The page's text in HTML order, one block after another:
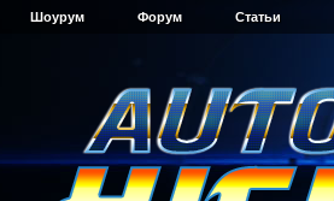
Шоурум Форум Статьи